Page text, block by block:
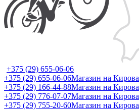
+375 (29) 655-06-06
+375 (29) 655-06-06Магазин на Кирова
+375 (29) 166-44-88Магазин на Кирова
+375 (29) 776-07-07Магазин на Кирова
+375 (29) 755-20-60Магазин на Кирова